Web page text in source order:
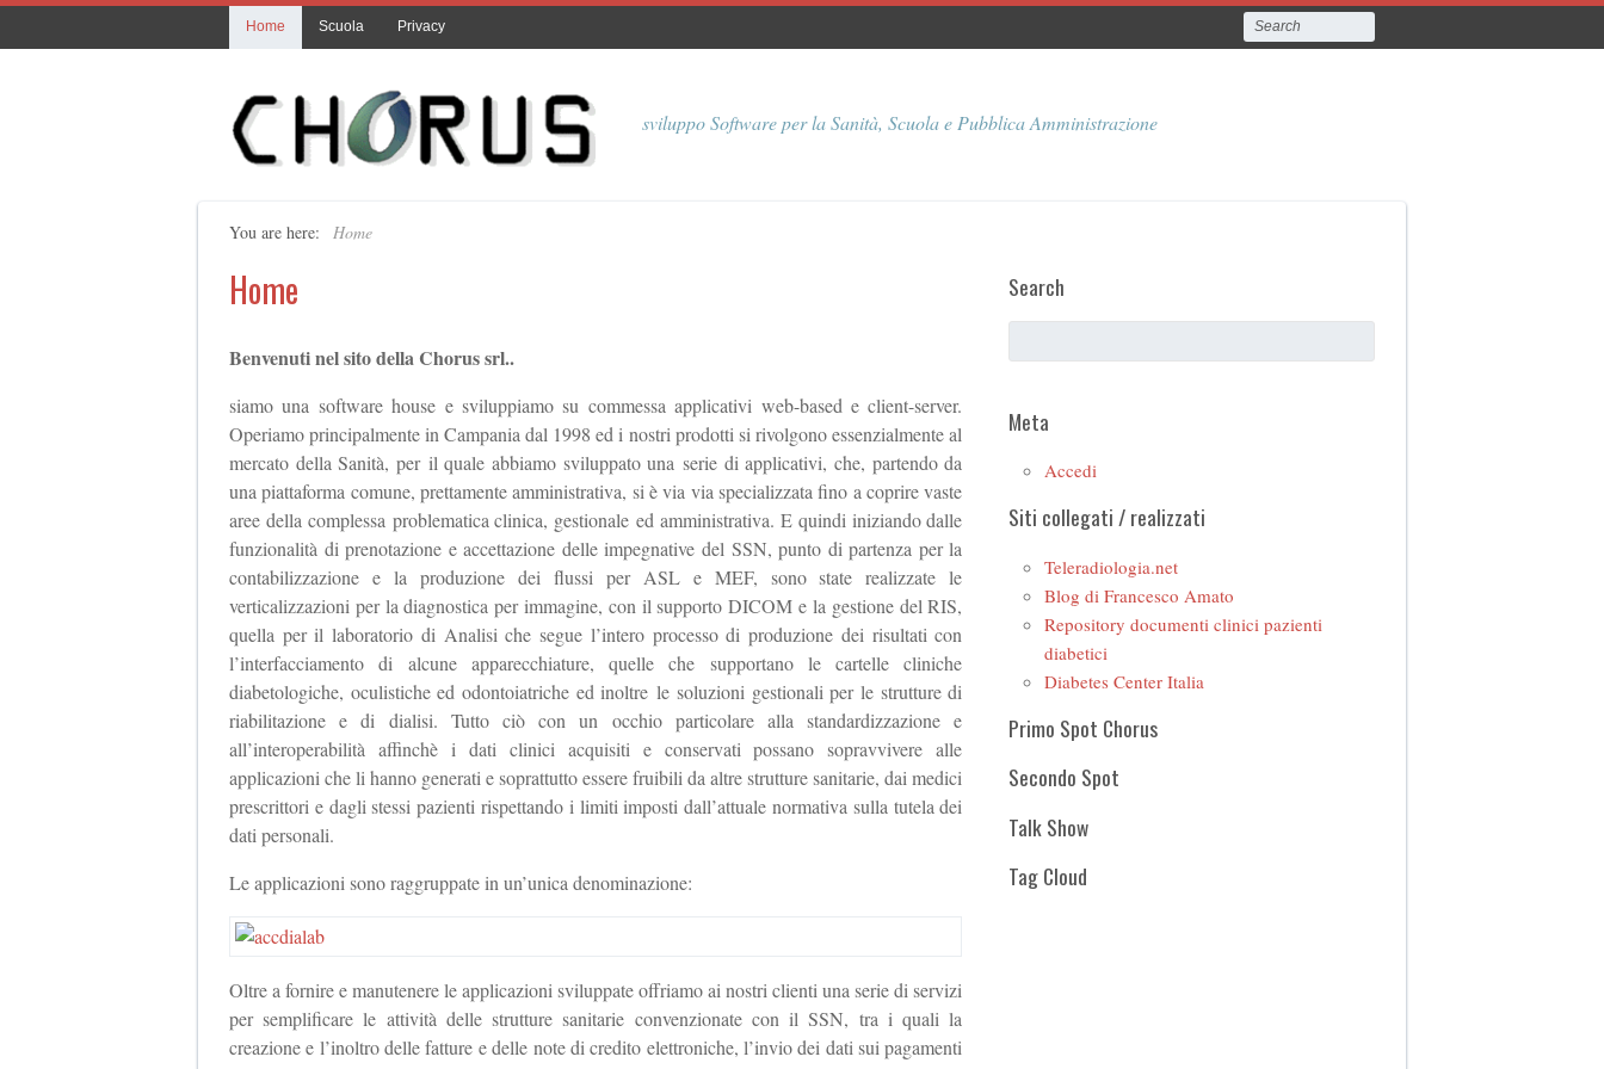
Home Scuola Privacy
sviluppo Software per la Sanità, Scuola e Pubblica Amministrazione
You are here: Home
Home
Benvenuti nel sito della Chorus srl..
siamo una software house e sviluppiamo su commessa applicativi web-based e client-server.
Operiamo principalmente in Campania dal 1998 ed i nostri prodotti si rivolgono essenzialmente al
mercato della Sanità, per il quale abbiamo sviluppato una serie di applicativi, che, partendo da
una piattaforma comune, prettamente amministrativa, si è via via specializzata fino a coprire vaste
aree della complessa problematica clinica, gestionale ed amministrativa. E quindi iniziando dalle
funzionalità di prenotazione e accettazione delle impegnative del SSN, punto di partenza per la
contabilizzazione e la produzione dei flussi per ASL e MEF, sono state realizzate le
verticalizzazioni per la diagnostica per immagine, con il supporto DICOM e la gestione del RIS,
quella per il laboratorio di Analisi che segue l’intero processo di produzione dei risultati con
l’interfacciamento di alcune apparecchiature, quelle che supportano le cartelle cliniche
diabetologiche, oculistiche ed odontoiatriche ed inoltre le soluzioni gestionali per le strutture di
riabilitazione e di dialisi. Tutto ciò con un occhio particolare alla standardizzazione e
all’interoperabilità affinchè i dati clinici acquisiti e conservati possano sopravvivere alle
applicazioni che li hanno generati e soprattutto essere fruibili da altre strutture sanitarie, dai medici
prescrittori e dagli stessi pazienti rispettando i limiti imposti dall’attuale normativa sulla tutela dei
dati personali.
Le applicazioni sono raggruppate in un’unica denominazione:
Oltre a fornire e manutenere le applicazioni sviluppate offriamo ai nostri clienti una serie di servizi
per semplificare le attività delle strutture sanitarie convenzionate con il SSN, tra i quali la
creazione e l’inoltro delle fatture e delle note di credito elettroniche, l’invio dei dati sui pagamenti
Search
Meta
Accedi
Siti collegati / realizzati
Teleradiologia.net
Blog di Francesco Amato
Repository documenti clinici pazienti
diabetici
Diabetes Center Italia
Primo Spot Chorus
Secondo Spot
Talk Show
Tag Cloud